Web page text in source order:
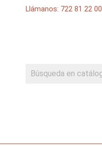
Llámanos: 722 81 22 00